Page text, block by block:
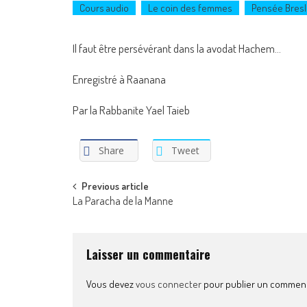
Cours audio Le coin des femmes Pensée
Il faut être persévérant dans la avodat Hachem…
Enregistré à Raanana
Par la Rabbanite Yael Taieb
Share Tweet
Post
Previous article
La Paracha de la Manne
Laisser un commentaire
Vous devezvous connecter pour publier un